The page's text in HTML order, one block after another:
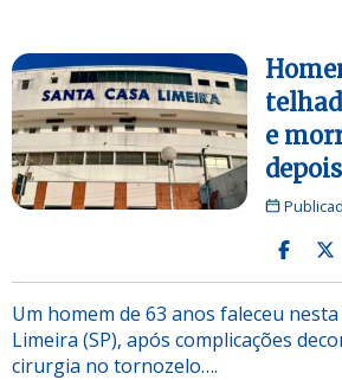
e
Um homem de 63 anos faleceu
Limeira (SP), após complicações
cirurgia no tornozelo….